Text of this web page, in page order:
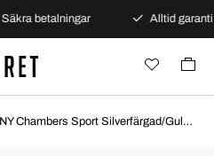
Säkra betalningar Alltid garanti
DKNY Chambers Sport Silverfärgad/Guldtonat stål Ø30 mm DK1L018M0055